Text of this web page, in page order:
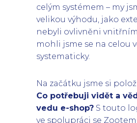
celým systémem – my
velikou výhodu, jako
nebyli ovlivněni
mohli jsme se na celou
systematicky.
Na začátku jsme si
Co potřebuji vidět a
vedu e-shop? S touto
ve spolupráci se